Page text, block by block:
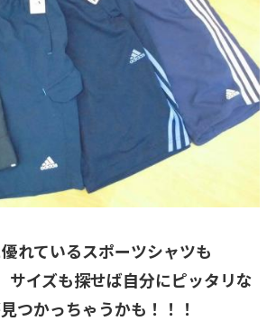
れているスポーツシャツも
サイズも探せば自分にピッタリな
つかっちゃうかも！！！